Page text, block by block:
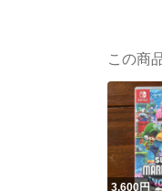
この商
3,600円